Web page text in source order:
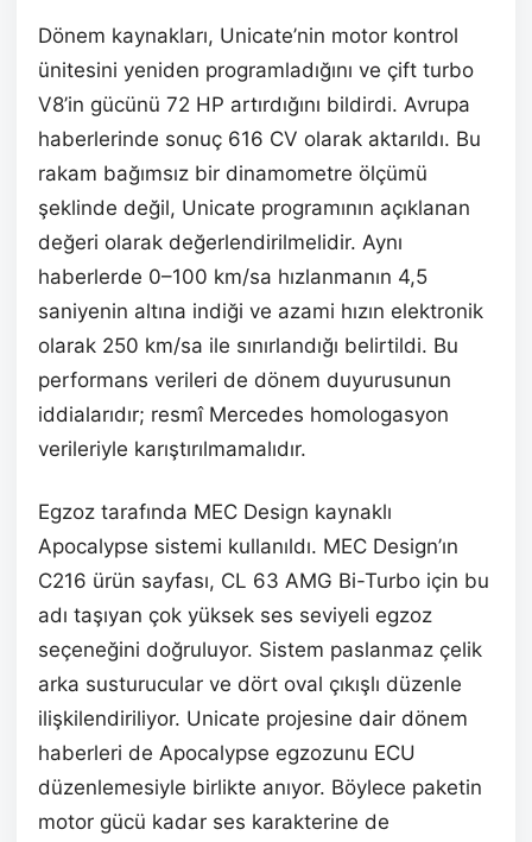
Dönem kaynakları, Unicate’nin motor kontrol
ünitesini yeniden programladığını ve çift turbo
V8’in gücünü 72 HP artırdığını bildirdi. Avrupa
haberlerinde sonuç 616 CV olarak aktarıldı. Bu
rakam bağımsız bir dinamometre ölçümü
şeklinde değil, Unicate programının açıklanan
değeri olarak değerlendirilmelidir. Aynı
haberlerde 0–100 km/sa hızlanmanın 4,5
saniyenin altına indiği ve azami hızın elektronik
olarak 250 km/sa ile sınırlandığı belirtildi. Bu
performans verileri de dönem duyurusunun
iddialarıdır; resmî Mercedes homologasyon
verileriyle karıştırılmamalıdır.
Egzoz tarafında MEC Design kaynaklı
Apocalypse sistemi kullanıldı. MEC Design’ın
C216 ürün sayfası, CL 63 AMG Bi-Turbo için bu
adı taşıyan çok yüksek ses seviyeli egzoz
seçeneğini doğruluyor. Sistem paslanmaz çelik
arka susturucular ve dört oval çıkışlı düzenle
ilişkilendiriliyor. Unicate projesine dair dönem
haberleri de Apocalypse egzozunu ECU
düzenlemesiyle birlikte anıyor. Böylece paketin
motor gücü kadar ses karakterine de